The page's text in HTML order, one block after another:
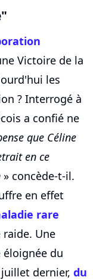
Victoire de la
les
? Interrogé à
a confié ne
que Céline
en ce
» concède-t-il.
en effet
rare
Une
du
dernier, du